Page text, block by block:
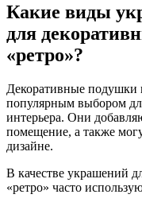
Какие виды
для
«ретро»?
Декоративные подушки
популярным выбором
интерьера. Они
помещение, а также
дизайне.
В качестве украшений
«ретро» часто